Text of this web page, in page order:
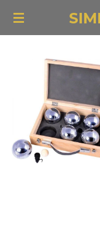
Ga
hoofdinhoud